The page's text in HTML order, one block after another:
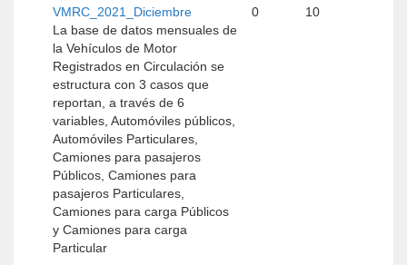
VMRC_2021_Diciembre
La base de datos mensuales de
la Vehículos de Motor
Registrados en Circulación se
estructura con 3 casos que
reportan, a través de 6
variables, Automóviles públicos,
Automóviles Particulares,
Camiones para pasajeros
Públicos, Camiones para
pasajeros Particulares,
Camiones para carga Públicos
y Camiones para carga
Particular
0 10